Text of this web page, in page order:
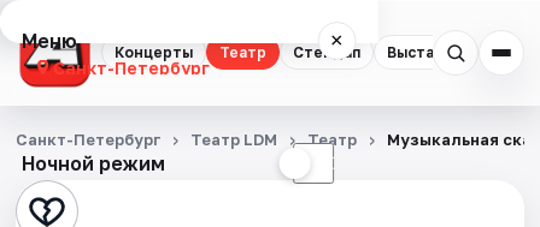
Концерты Театр Стендап Выставки
Меню ×
Санкт-Петербург
Концерты
Театр
Ночной режим ☾
Санкт-Петербург Театр LDM Театр Музыкальная